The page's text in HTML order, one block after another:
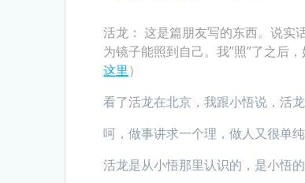
活龙： 这是篇朋友写的东西。说实
为镜子能照到自己。我”照”了之后
这里）
看了活龙在北京，我跟小悟说，活
呵，做事讲求一个理，做人又很单
活龙是从小悟那里认识的，是小悟的